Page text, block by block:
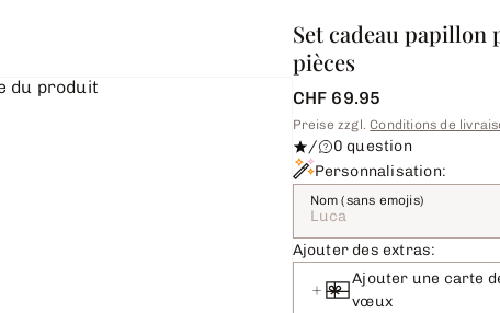
Set cadeau papillon
pièces
CHF 69.95
Preise zzgl. Conditions de
/
0 question
Personnalisation:
Nom (sans emojis)
Ajouter des extras:
Ajouter une carte
vœux